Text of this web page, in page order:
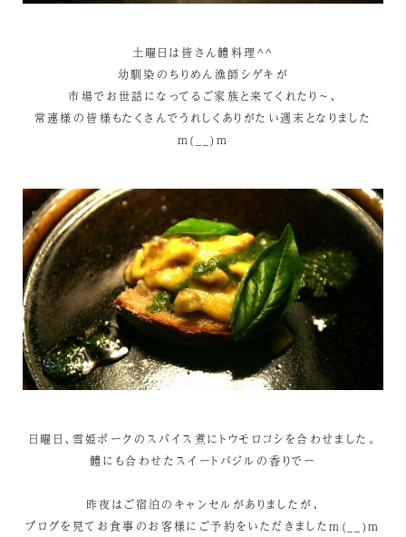
土曜日は皆さん鱧料理^^
幼馴染のちりめん漁師シゲキが
市場でお世話になってるご家族と来てくれたり～、
常連様の皆様もたくさんでうれしくありがたい週末となりました
m(__)m
日曜日、雪姫ポークのスパイス煮にトウモロコシを合わせました。
鱧にも合わせたスイートバジルの香りでー
昨夜はご宿泊のキャンセルがありましたが、
ブログを見てお食事のお客様にご予約をいただきましたm(__)m